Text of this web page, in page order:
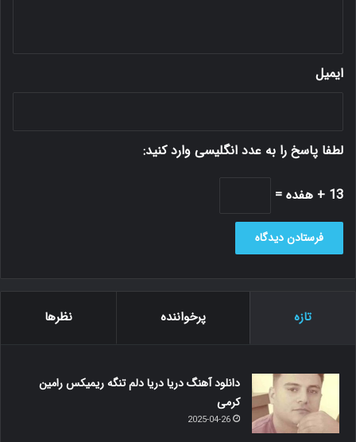
ایمیل
لطفا پاسخ را به عدد انگلیسی وارد کنید:
13 + هفده =
تازه پرخواننده نظرها
دانلود آهنگ دریا دریا دلم تنگه ریمیکس رامین
کرمی
2025-04-26